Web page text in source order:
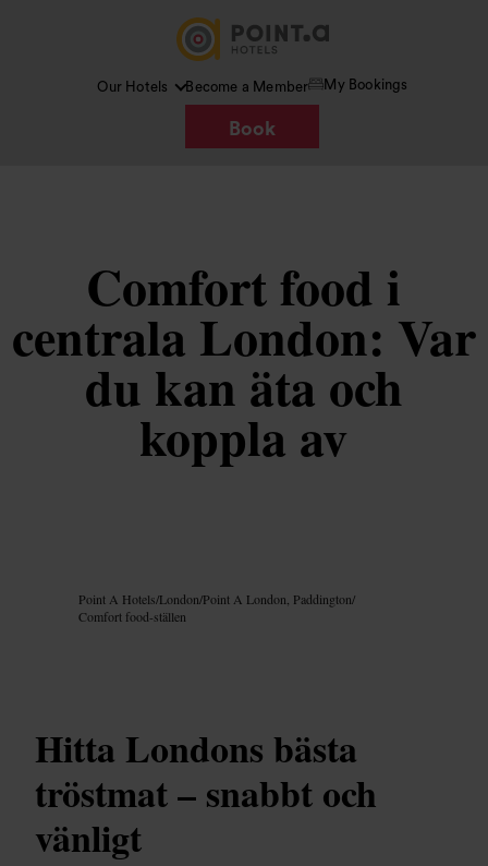
Our Hotels Become a Member My Bookings
Book
Comfort food i
centrala London: Var
du kan äta och
koppla av
Point A Hotels/London/Point A London, Paddington/
Comfort food-ställen
Hitta Londons bästa
tröstmat – snabbt och
vänligt